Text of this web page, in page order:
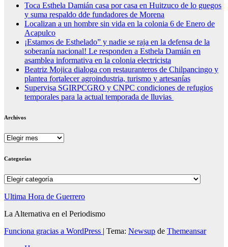
Toca Esthela Damián casa por casa en Huitzuco de lo guegos
y suma respaldo dde fundadores de Morena
Localizan a un hombre sin vida en la colonia 6 de Enero de
Acapulco
¡Estamos de Esthelado” y nadie se raja en la defensa de la
soberanía nacional! Le responden a Esthela Damián en
asamblea informativa en la colonia electricista
Beatriz Mojica dialoga con restauranteros de Chilpancingo y
plantea fortalecer agroindustria, turismo y artesanías
Supervisa SGIRPCGRO y CNPC condiciones de refugios
temporales para la actual temporada de lluvias
Archivos
Archivos
Categorías
Categorías
Ultima Hora de Guerrero
La Alternativa en el Periodismo
Funciona gracias a WordPress | Tema: Newsup de Themeansar